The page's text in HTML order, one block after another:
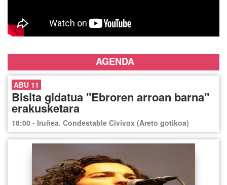
AGENDA
ABU 11
Bisita gidatua "Ebroren arroan barna"
erakusketara
18:00 - Iruñea. Condestable Civivox (Areto gotikoa)